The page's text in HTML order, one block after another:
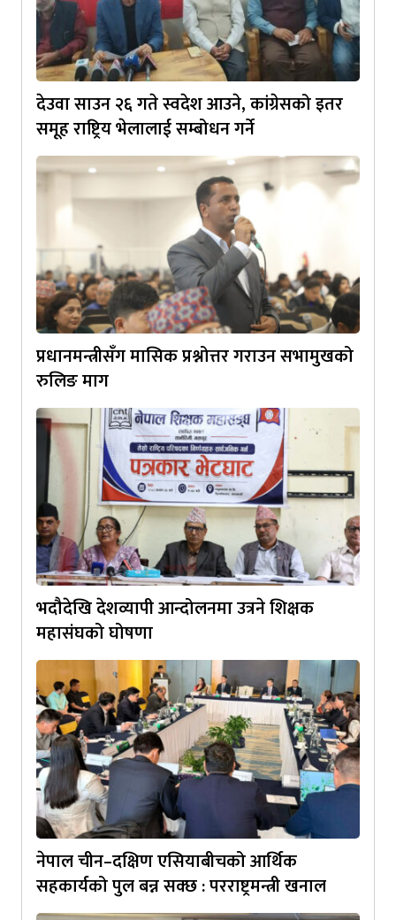
देउवा साउन २६ गते स्वदेश आउने, कांग्रेसको इतर
समूह राष्ट्रिय भेलालाई सम्बोधन गर्ने
प्रधानमन्त्रीसँग मासिक प्रश्नोत्तर गराउन सभामुखको
रुलिङ माग
भदौदेखि देशव्यापी आन्दोलनमा उत्रने शिक्षक
महासंघको घोषणा
नेपाल चीन–दक्षिण एसियाबीचको आर्थिक
सहकार्यको पुल बन्न सक्छ : परराष्ट्रमन्त्री खनाल